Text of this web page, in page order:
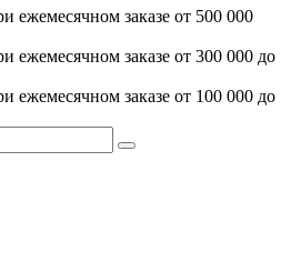
ежемесячном заказе от 500 000
ежемесячном заказе от 300 000 до
ежемесячном заказе от 100 000 до